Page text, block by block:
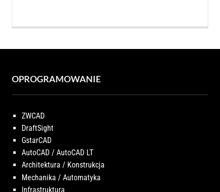
OPROGRAMOWANIE
ZWCAD
DraftSight
GstarCAD
AutoCAD / AutoCAD LT
Architektura / Konstrukcja
Mechanika / Automatyka
Infrastruktura